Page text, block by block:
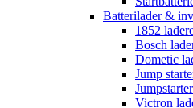
Batterilader &
1852
Bosch
Dometic
Jump
Jumpstarter
Victron